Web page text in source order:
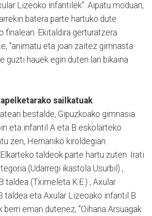
Lizeoko infantilek". Aipatu moduan,
batera parte hartuko dute
finalean. Ekitaldira gerturatzera
"animatu eta joan zaitez gimnasta
guzti hauek egin duten lan bikaina
sailkatuak
bestalde, Gipuzkoako gimnasia
eta infantil A eta B eskolarteko
zen, Hernaniko kiroldegian.
taldeok parte hartu zuten: Irati
(Udarregi ikastola Usurbil) ,
taldea (Tximeleta K.E.) , Axular
taldea eta Axular Lizeoako infantil B
berri eman dutenez, "Oihana Arsuagak